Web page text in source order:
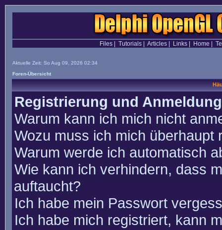
Files| Tutorials| Articles| Links| Home
Aktuelle Zeit: So Aug 09, 2026 02:34
Foren-Übersicht
Registrierung und Anmeldung
Warum kann ich mich nicht
Wozu muss ich mich überhaupt
Warum werde ich automatisch
Wie kann ich verhindern, dass
auftaucht?
Ich habe mein Passwort
Ich habe mich registriert, kann